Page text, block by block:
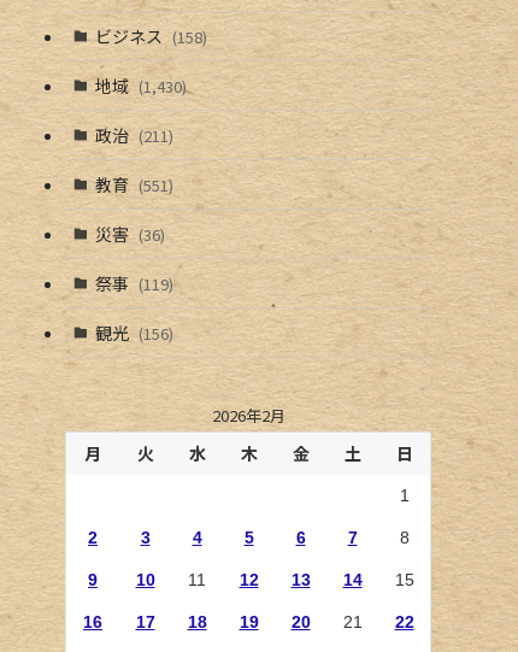
ビジネス (158)
地域 (1,430)
政治 (211)
教育 (551)
災害 (36)
祭事 (119)
観光 (156)
2026年2月
月 火 水 木 金 土 日
1
2 3 4 5 6 7 8
9 10 11 12 13 14 15
16 17 18 19 20 21 22